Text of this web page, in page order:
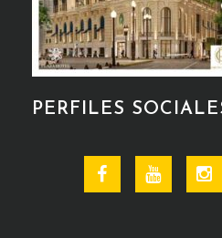
PERFILES
FacebookYoutube